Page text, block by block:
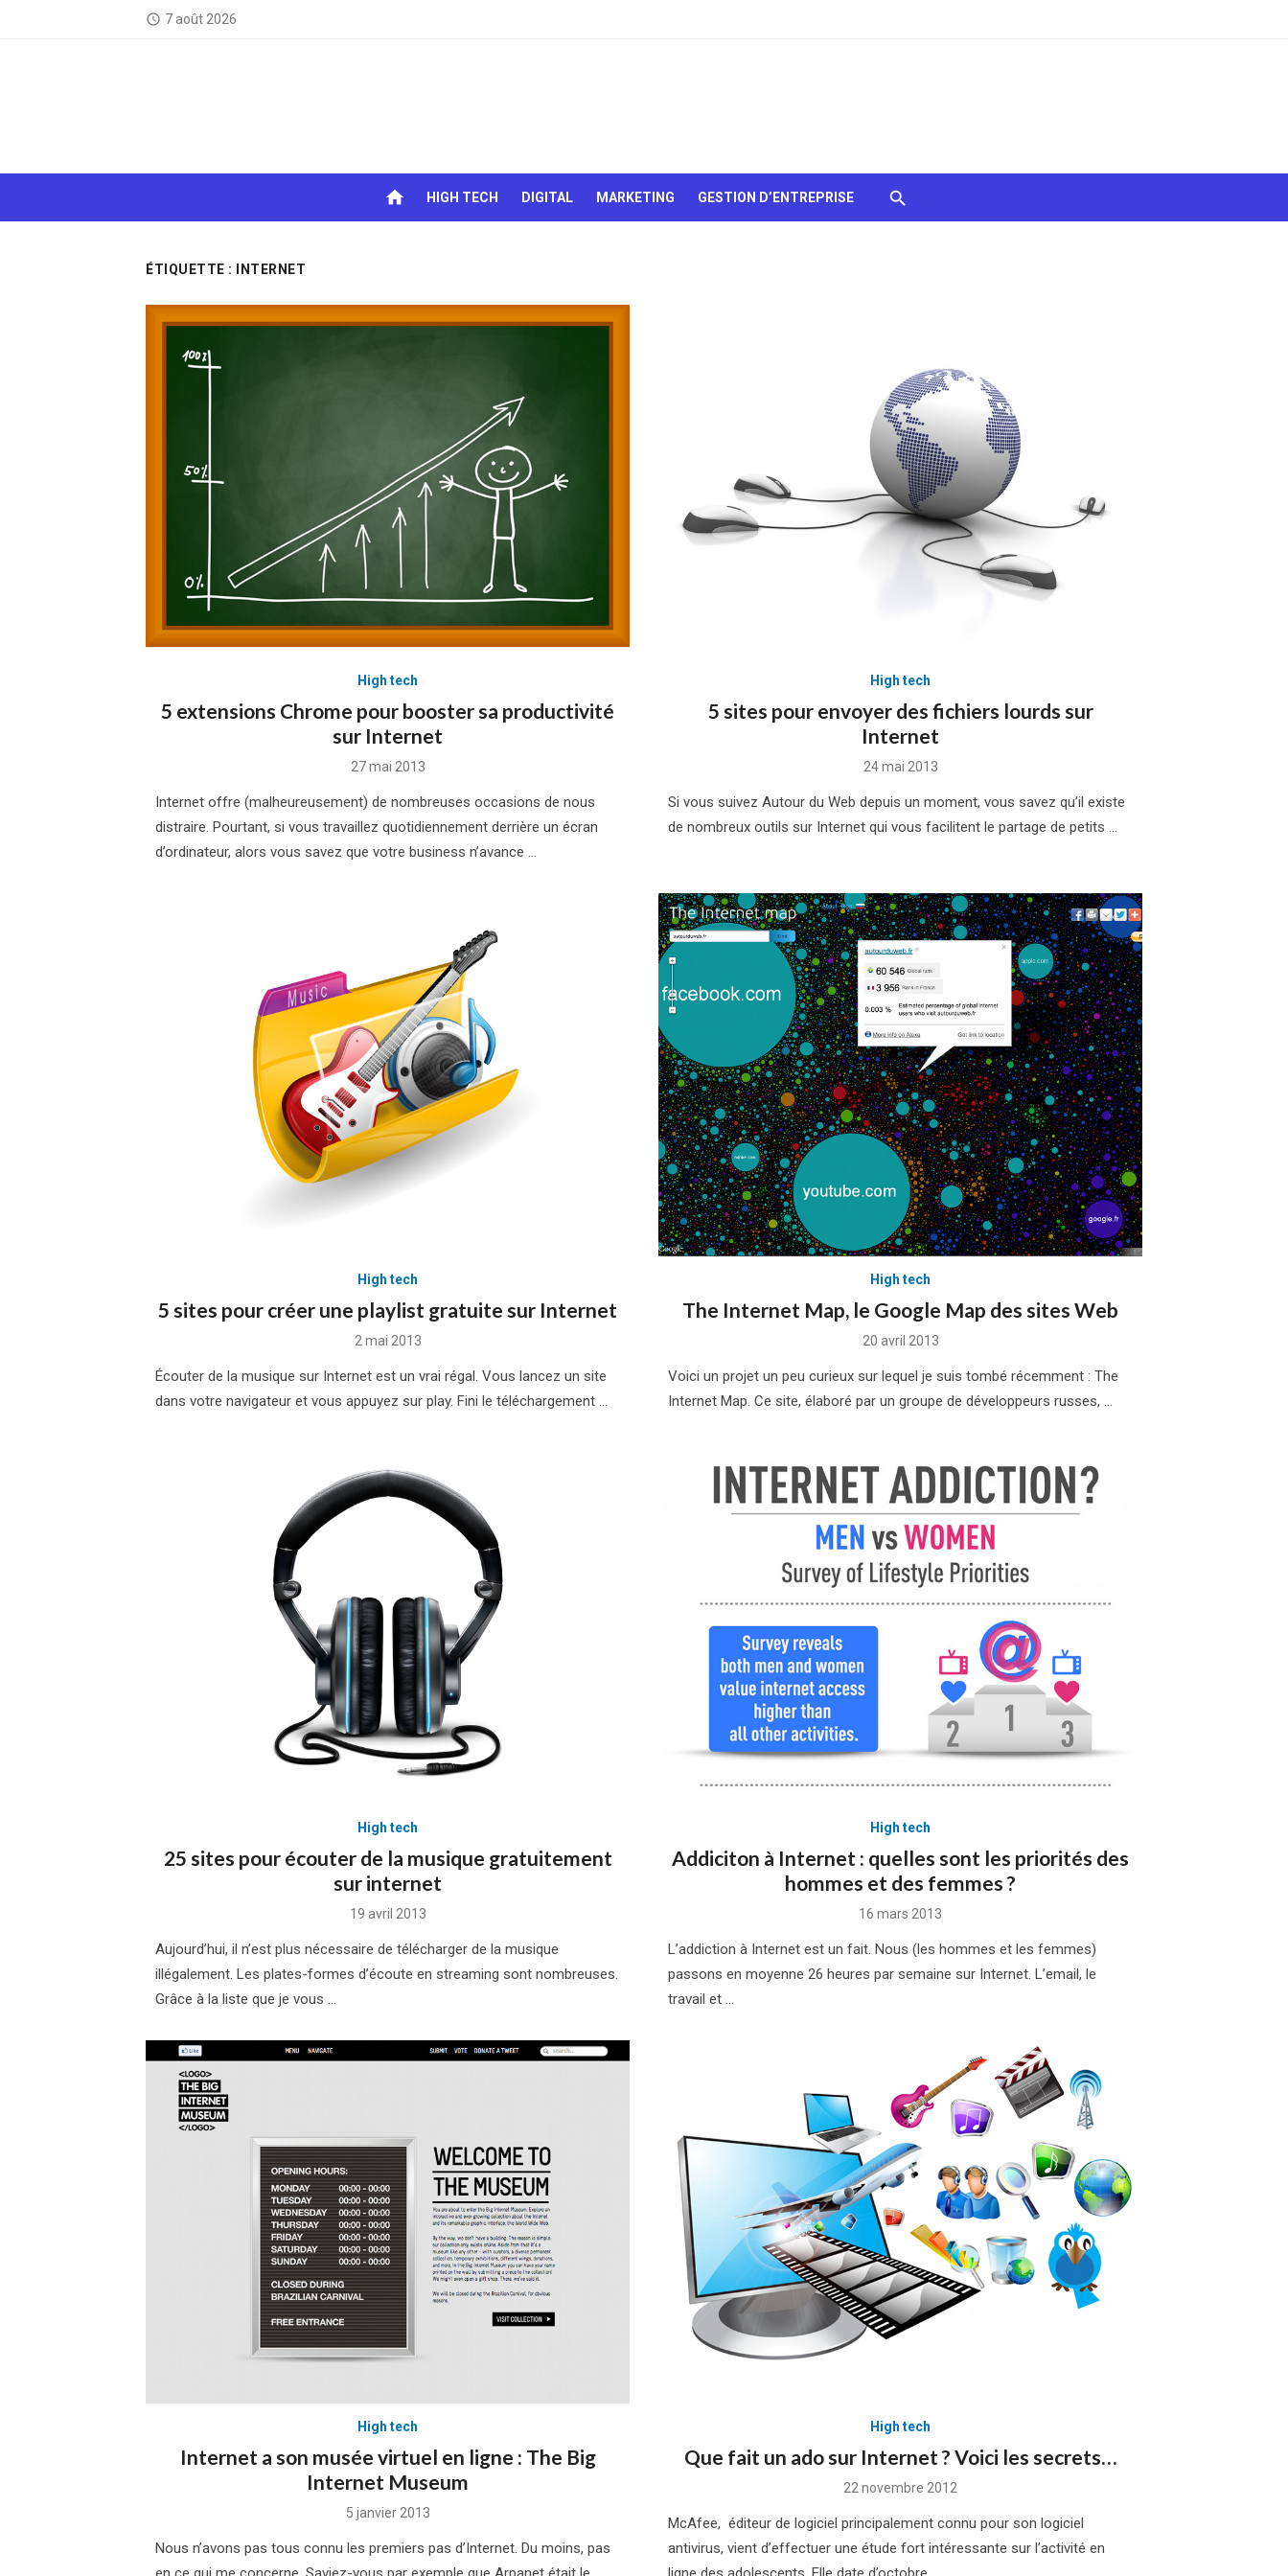
access_time 7 août 2026
chocolats…
home HIGH TECH DIGITAL MARKETING GESTION D’ENTREPRISE
ÉTIQUETTE : INTERNET
High tech
5 extensions Chrome pour booster sa productivité
sur Internet
Posted
27 mai 2013
Internet offre (malheureusement) de nombreuses occasions de nous
distraire. Pourtant, si vous travaillez quotidiennement derrière un écran
d’ordinateur, alors vous savez que votre business n’avance …
High tech
5 sites pour envoyer des fichiers lourds sur
Internet
Posted
24 mai 2013
Si vous suivez Autour du Web depuis un moment, vous savez qu’il existe
de nombreux outils sur Internet qui vous facilitent le partage de petits …
High tech
5 sites pour créer une playlist gratuite sur Internet
Posted
2 mai 2013
Écouter de la musique sur Internet est un vrai régal. Vous lancez un site
dans votre navigateur et vous appuyez sur play. Fini le téléchargement …
High tech
The Internet Map, le Google Map des sites Web
Posted
20 avril 2013
Voici un projet un peu curieux sur lequel je suis tombé récemment : The
Internet Map. Ce site, élaboré par un groupe de développeurs russes, …
High tech
25 sites pour écouter de la musique gratuitement
sur internet
Posted
19 avril 2013
Aujourd’hui, il n’est plus nécessaire de télécharger de la musique
illégalement. Les plates-formes d’écoute en streaming sont nombreuses.
Grâce à la liste que je vous …
High tech
Addiciton à Internet : quelles sont les priorités des
hommes et des femmes ?
Posted
16 mars 2013
L’addiction à Internet est un fait. Nous (les hommes et les femmes)
passons en moyenne 26 heures par semaine sur Internet. L’email, le
travail et …
High tech
Internet a son musée virtuel en ligne : The Big
Internet Museum
Posted
5 janvier 2013
Nous n’avons pas tous connu les premiers pas d’Internet. Du moins, pas
High tech
Que fait un ado sur Internet ? Voici les secrets…
Posted
22 novembre 2012
McAfee, éditeur de logiciel principalement connu pour son logiciel
antivirus, vient d’effectuer une étude fort intéressante sur l’activité en